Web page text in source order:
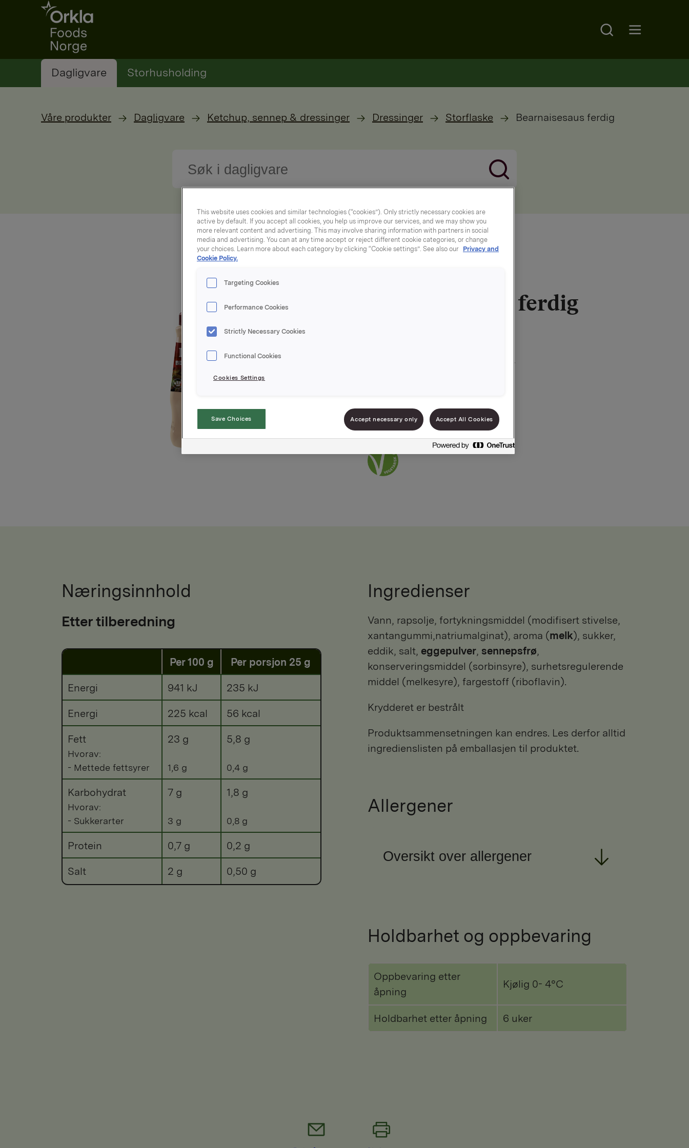
Go to frontpage
Search
Dagligvare Storhusholding
Våre produkter Dagligvare Ketchup, sennep & dressinger Dressinger Storflaske Bearnaisesaus ferdig
Bearnaisesaus ferdig
Varenummer: 07039010063487
Gjør god mat bedre
Næringsinnhold
Etter tilberedning
Per 100 g Per porsjon 25 g
Energi 941 kJ 235 kJ
Energi 225 kcal 56 kcal
Fett
Hvorav:
- Mettede fettsyrer
23 g
1,6 g
5,8 g
0,4 g
Karbohydrat
Hvorav:
- Sukkerarter
7 g
3 g
1,8 g
0,8 g
Protein 0,7 g 0,2 g
Salt 2 g 0,50 g
Ingredienser
vann, rapsolje, fortykningsmiddel (modifisert stivelse,
xantangummi,natriumalginat), aroma (melk), sukker,
eddik, salt, eggepulver, sennepsfrø,
konserveringsmiddel (sorbinsyre), surhetsregulerende
middel (melkesyre), fargestoff (riboflavin).
Krydderet er bestrålt
Produktsammensetningen kan endres. Les derfor alltid
ingredienslisten på emballasjen til produktet.
Allergener
Oversikt over allergener
Holdbarhet og oppbevaring
Oppbevaring etter
åpning
Kjølig 0- 4°C
Holdbarhet etter åpning 6 uker
This website uses cookies and similar technologies (“cookies”). Only strictly necessary cookies are
active by default. If you accept all cookies, you help us improve our services, and we may show you
more relevant content and advertising. This may involve sharing information with partners in social
media and advertising. You can at any time accept or reject different cookie categories, or change
your choices. Learn more about each category by clicking “Cookie settings”. See also our Privacy and
Cookie Policy.
Targeting Cookies
Performance Cookies
Strictly Necessary Cookies
Functional Cookies
Cookies Settings
Save Choices Accept necessary only Accept All Cookies